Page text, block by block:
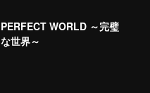
PERFECT WORLD ～完璧
な世界～